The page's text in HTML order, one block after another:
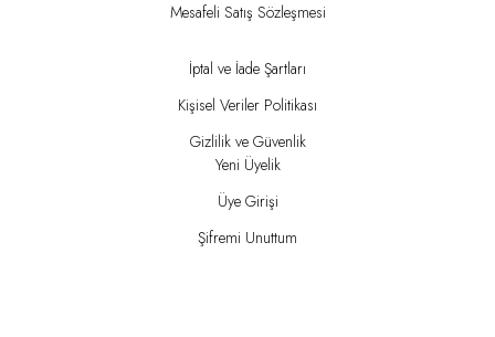
Mesafeli Satış Sözleşmesi
İptal ve İade Şartları
Kişisel Veriler Politikası
Gizlilik ve Güvenlik
Yeni Üyelik
Üye Girişi
Şifremi Unuttum